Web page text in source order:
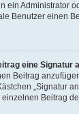
ein Administrator
Benutzer einen
eine Signatur
Beitrag
„Signatur
Beitrag